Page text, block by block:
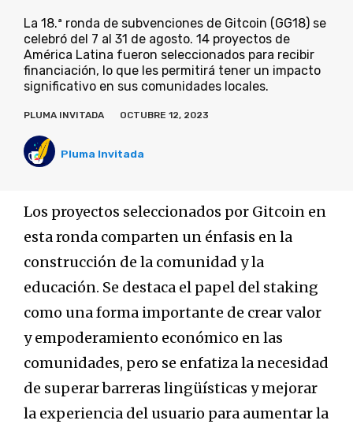
La 18.ª ronda de subvenciones de Gitcoin (GG18) se
celebró del 7 al 31 de agosto. 14 proyectos de
América Latina fueron seleccionados para recibir
financiación, lo que les permitirá tener un impacto
significativo en sus comunidades locales.
PLUMA INVITADA OCTUBRE 12, 2023
Pluma Invitada
Los proyectos seleccionados por Gitcoin en
esta ronda comparten un énfasis en la
construcción de la comunidad y la
educación. Se destaca el papel del staking
como una forma importante de crear valor
y empoderamiento económico en las
comunidades, pero se enfatiza la necesidad
de superar barreras lingüísticas y mejorar
la experiencia del usuario para aumentar la